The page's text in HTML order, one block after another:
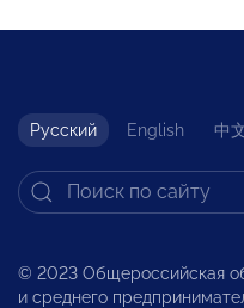
Русский English 中
© 2023 Общероссийская
и среднего